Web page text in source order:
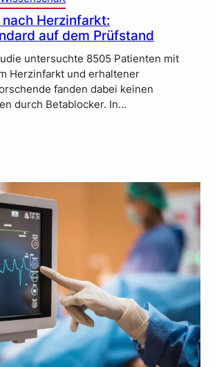
Herzinfarkt:
auf dem Prüfstand
untersuchte 8505 Patienten mit
Herzinfarkt und erhaltener
fanden dabei keinen
durch Betablocker. In…